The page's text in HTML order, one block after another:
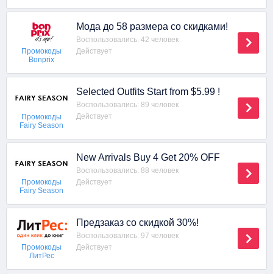
Промокоды
Bonprix
Мода до 58 размера со скидками!
Воспользовались: 42 человек
Действует
Промокоды
Fairy Season
Selected Outfits Start from $5.99 !
Воспользовались: 89 человек
Действует
Промокоды
Fairy Season
New Arrivals Buy 4 Get 20% OFF
Воспользовались: 88 человек
Действует
Промокоды
ЛитРес
Предзаказ со скидкой 30%!
Воспользовались: 97 человек
Действует